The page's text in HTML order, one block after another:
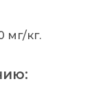
мг/кг.